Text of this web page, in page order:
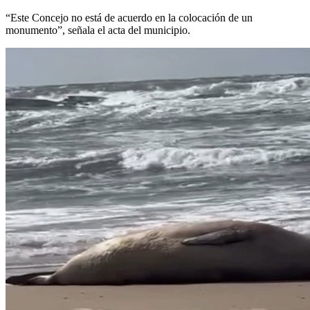
“Este Concejo no está de acuerdo en la colocación de un
monumento”, señala el acta del municipio.